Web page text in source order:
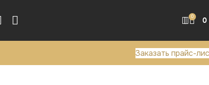
0 0
Заказать прайс-